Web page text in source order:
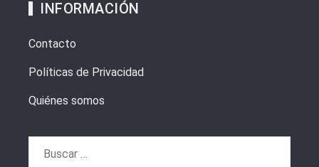
INFORMACIÓN
Contacto
Políticas de Privacidad
Quiénes somos